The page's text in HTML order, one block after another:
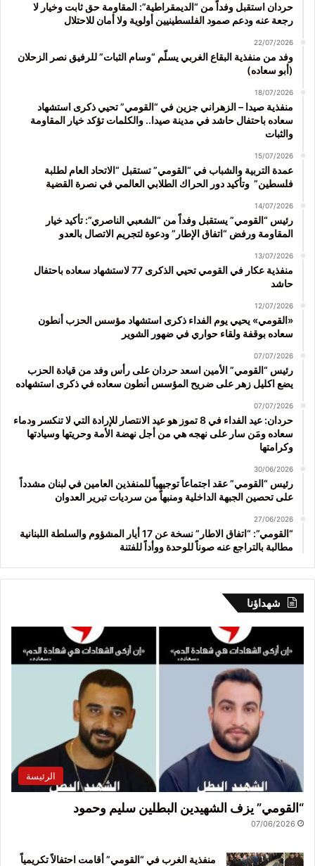
حردان استقبل وفداً من “الديمقراطية”: المقاومة حق ثابت وخيار لا
رجعة عنه ودعم صمود الفلسطينيين أولوية ولا أمان للاحتلال
22/07/2026
وفد من منفذية البقاع الغربي يسلّم “وسام الثبات” للرفيق نصر الزحلان
(أبو سعاده)
18/07/2026
منفذية صيدا – الزهراني جزين في “القومي” تحيي ذكرى استشهاد
سعاده باحتفال حاشد في مدينة صيدا.. والكلمات تؤكد خيار المقاومة
والثبات
15/07/2026
عمدة التربية والشباب في “القومي” تستقبل “الاتحاد العام لطلبة
فلسطين” وتأكيد دور الحراك الطلابي العالمي في نصرة القضية
14/07/2026
رئيس “القومي” يستقبل وفداً من “الشعبي الناصري”: تأكيد خيار
المقاومة ورفض “اتفاق الإطار” ودعوة لتجريم الاتصال بالعدو
13/07/2026
منفذية عكار في القومي تحيي الذكرى 77 لاستشهاد سعاده باحتفال
حاشد
12/07/2026
«القومي» يحيي يوم الفداء ذكرى استشهاد مؤسس الحزب أنطون
سعاده بوقفة ولقاء حواري في ضهور الشوير
07/07/2026
رئيس “القومي” الأمين اسعد حردان على رأس وفد من قيادة الحزب
يضع اكليل زهر على ضريح المؤسس أنطون سعاده في ذكرى استشهاده
07/07/2026
حردان: عيد الفداء في 8 تموز هو عيد الانتصار للإرادة التي لا تنكسر ودماء
سعاده ومَن سار على نهجه هي من أجل نهضة الأمة وحريتها وسيادتها
وكرامتها
30/06/2026
رئيس “القومي” عقد اجتماعاً توجيهياً للمنفذين العامين في لبنان مشدداً
على تحصين الجبهة الداخلية ومنبهاً من سرديات تبرير العدوان
27/06/2026
“القومي”: “اتفاق الاطار” نسخة عن 17 أيار المشؤوم والسلطة اللبنانية
مطالبة بالتراجع عنه صوناً للوحدة ووأداً للفتنة
شهداؤنا
الرئيسة
“القومي” يزف الشهيدين البطلين سليم وحمود
07/06/2026
منفذية الغرب في “القومي” أقامت احتفالاً تكريمياً